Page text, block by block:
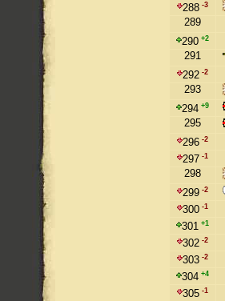
288 -3
289
290 +2
291
292 -2
293
294 +9
295
296 -2
297 -1
298
299 -2
300 -1
301 +1
302 -2
303 -2
304 +4
305 -1